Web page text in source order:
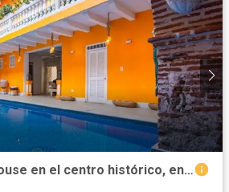
Se Arrienda Full House en el centro histórico, en Cartagena